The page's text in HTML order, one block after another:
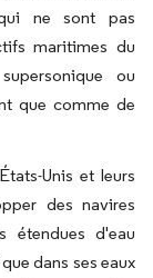
ne sont pas
maritimes du
ou
que comme de
Unis et leurs
des navires
étendues d'eau
dans ses eaux